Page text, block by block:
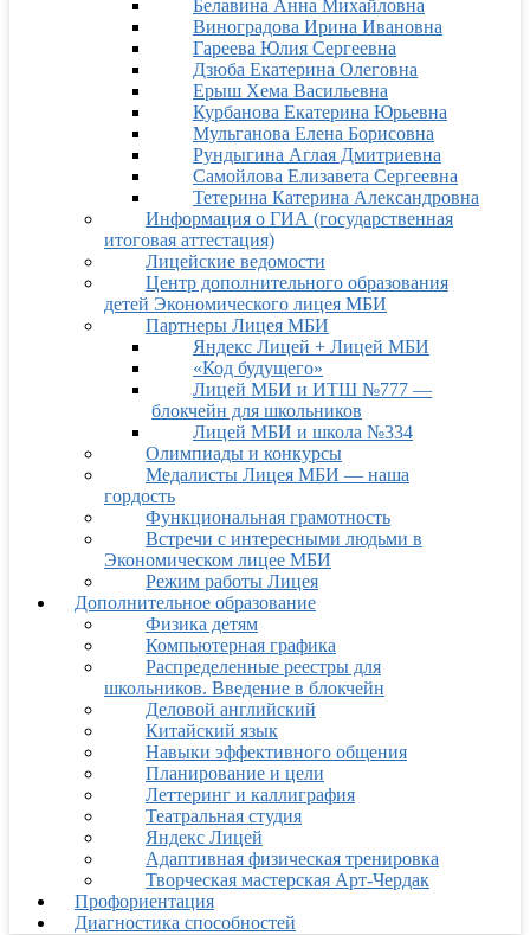
Белавина Анна Михайловна
Виноградова Ирина Ивановна
Гареева Юлия Сергеевна
Дзюба Екатерина Олеговна
Ерыш Хема Васильевна
Курбанова Екатерина Юрьевна
Мульганова Елена Борисовна
Рундыгина Аглая Дмитриевна
Самойлова Елизавета Сергеевна
Тетерина Катерина Александровна
Информация о ГИА (государственная
итоговая аттестация)
Лицейские ведомости
Центр дополнительного образования
детей Экономического лицея МБИ
Партнеры Лицея МБИ
Яндекс Лицей + Лицей МБИ
«Код будущего»
Лицей МБИ и ИТШ №777 —
блокчейн для школьников
Лицей МБИ и школа №334
Олимпиады и конкурсы
Медалисты Лицея МБИ — наша
гордость
Функциональная грамотность
Встречи с интересными людьми в
Экономическом лицее МБИ
Режим работы Лицея
Дополнительное образование
Физика детям
Компьютерная графика
Распределенные реестры для
школьников. Введение в блокчейн
Деловой английский
Китайский язык
Навыки эффективного общения
Планирование и цели
Леттеринг и каллиграфия
Театральная студия
Яндекс Лицей
Адаптивная физическая тренировка
Творческая мастерская Арт-Чердак
Профориентация
Диагностика способностей